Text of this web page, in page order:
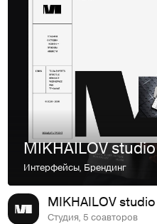
MIKHAILOV studio
Интерфейсы, Брендинг
MIKHAILOV studio
Студия, 5 соавторов